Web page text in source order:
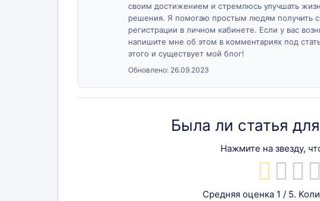
своим достижением и стремлюсь улучшать
решения. Я помогаю простым людям получить
регистрации в личном кабинете. Если у вас
напишите мне об этом в комментариях под
этого и существует мой блог!
Обновлено: 26.09.2023
Была ли статья
Нажмите на звезду,
Средняя оценка 1 / 5.